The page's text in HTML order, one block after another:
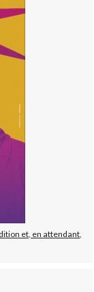
et, en attendant,